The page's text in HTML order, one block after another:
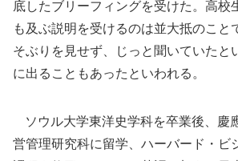
底したブリーフィングを受けた。高校
も及ぶ説明を受けるのは並大抵のこと
そぶりを見せず、じっと聞いていたと
に出ることもあったといわれる。
ソウル大学東洋史学科を卒業後、慶
営管理研究科に留学、ハーバード・ビ